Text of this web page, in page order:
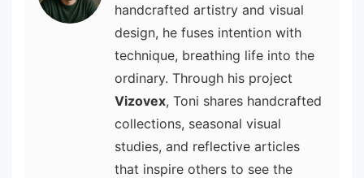
handcrafted artistry and visual
design, he fuses intention with
technique, breathing life into the
ordinary. Through his project
Vizovex, Toni shares handcrafted
collections, seasonal visual
studies, and reflective articles
that inspire others to see the